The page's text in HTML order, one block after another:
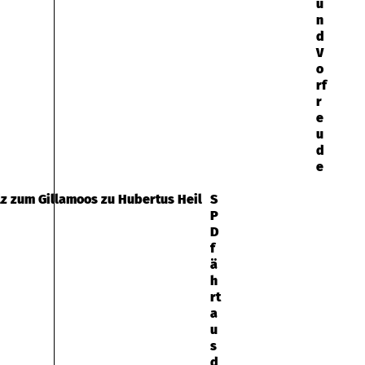
u
n
d
V
o
rf
r
e
u
d
e
S
P
D
f
ä
h
rt
a
u
s